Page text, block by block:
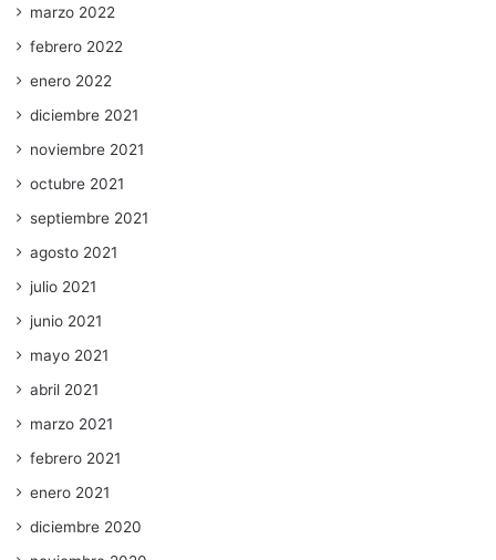
marzo 2022
febrero 2022
enero 2022
diciembre 2021
noviembre 2021
octubre 2021
septiembre 2021
agosto 2021
julio 2021
junio 2021
mayo 2021
abril 2021
marzo 2021
febrero 2021
enero 2021
diciembre 2020